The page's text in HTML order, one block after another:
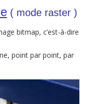
( mode raster )
bitmap, c’est-à-dire
point par point, par